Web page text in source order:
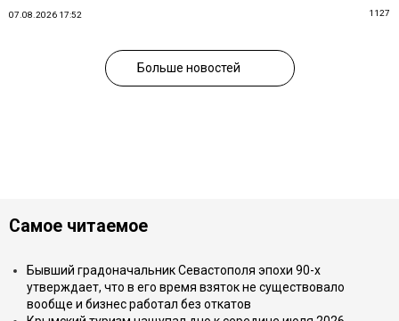
07.08.2026 17:52 1127
Больше новостей
Самое читаемое
Бывший градоначальник Севастополя эпохи 90-х
утверждает, что в его время взяток не существовало
вообще и бизнес работал без откатов